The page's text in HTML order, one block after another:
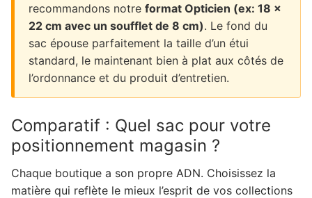
recommandons notre format Opticien (ex: 18 x
22 cm avec un soufflet de 8 cm). Le fond du
sac épouse parfaitement la taille d’un étui
standard, le maintenant bien à plat aux côtés de
l’ordonnance et du produit d’entretien.
Comparatif : Quel sac pour votre
positionnement magasin ?
Chaque boutique a son propre ADN. Choisissez la
matière qui reflète le mieux l’esprit de vos collections